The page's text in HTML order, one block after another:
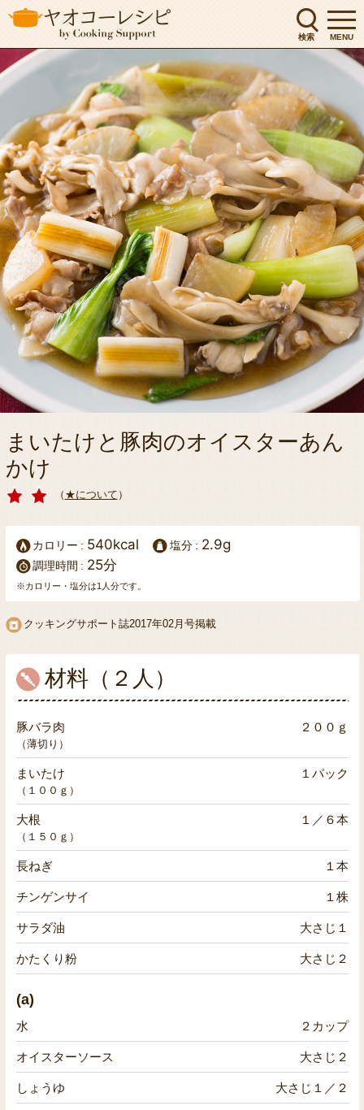
検索 MENU
まいたけと豚肉のオイスターあん
かけ
（ ★について ）
カロリー 540kcal 塩分 2.9g
調理時間 25分
※カロリー・塩分は1人分です。
クッキングサポート誌2017年02月号掲載
材料（２人）
豚バラ肉 ２００ｇ
（薄切り）
まいたけ １パック
（１００ｇ）
大根 １／６本
（１５０ｇ）
長ねぎ １本
チンゲンサイ １株
サラダ油 大さじ１
かたくり粉 大さじ２
(a)
水 ２カップ
オイスターソース 大さじ２
しょうゆ 大さじ１／２